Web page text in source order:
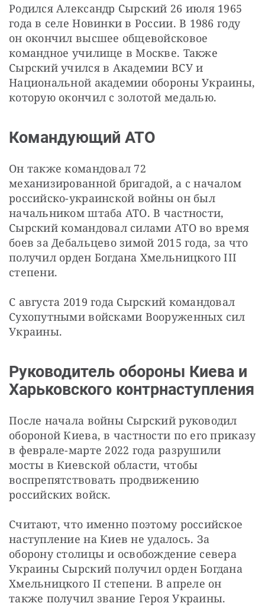
Родился Александр Сырский 26 июля 1965
года в селе Новинки в России. В 1986 году
он окончил высшее общевойсковое
командное училище в Москве. Также
Сырский учился в Академии ВСУ и
Национальной академии обороны Украины,
которую окончил с золотой медалью.
Командующий АТО
Он также командовал 72
механизированной бригадой, а с началом
российско-украинской войны он был
начальником штаба АТО. В частности,
Сырский командовал силами АТО во время
боев за Дебальцево зимой 2015 года, за что
получил орден Богдана Хмельницкого III
степени.
С августа 2019 года Сырский командовал
Сухопутными войсками Вооруженных сил
Украины.
Руководитель обороны Киева и
Харьковского контрнаступления
После начала войны Сырский руководил
обороной Киева, в частности по его приказу
в феврале-марте 2022 года разрушили
мосты в Киевской области, чтобы
воспрепятствовать продвижению
российских войск.
Считают, что именно поэтому российское
наступление на Киев не удалось. За
оборону столицы и освобождение севера
Украины Сырский получил орден Богдана
Хмельницкого II степени. В апреле он
также получил звание Героя Украины.